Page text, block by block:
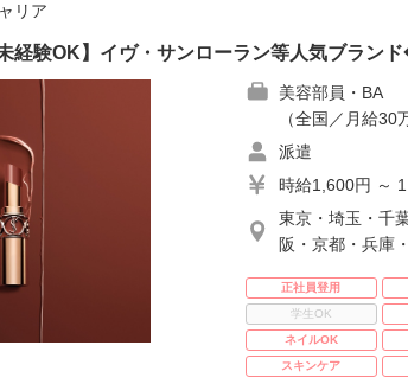
リア
経験OK】イヴ・サンローラン等人気ブラン
美容部員・BA
（全国／月給
派遣
時給1,600円 ～
東京・埼玉・千
阪・京都・兵庫
正社員登用
学生OK
ネイルOK
スキンケア